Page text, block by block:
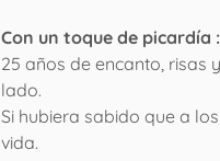
Con un toque de picardía :
25 años de encanto, risas
lado.
Si hubiera sabido que a
vida.